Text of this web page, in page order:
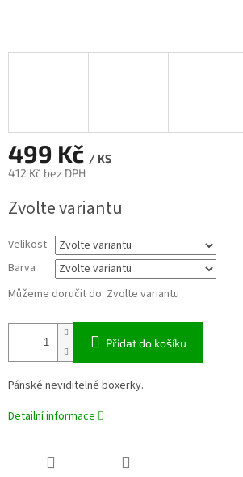
499 Kč / KS
412 Kč bez DPH
cena:
Zvolte variantu
Velikost
Barva
Můžeme doručit do: Zvolte variantu
Přidat do košíku
Pánské neviditelné boxerky.
Detailní informace